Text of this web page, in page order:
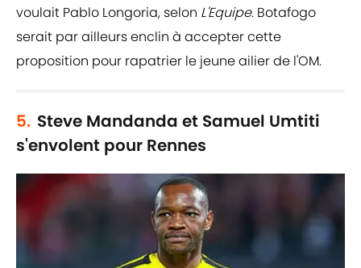
voulait Pablo Longoria, selon L'Equipe. Botafogo
serait par ailleurs enclin à accepter cette
proposition pour rapatrier le jeune ailier de l'OM.
5. Steve Mandanda et Samuel Umtiti
s'envolent pour Rennes